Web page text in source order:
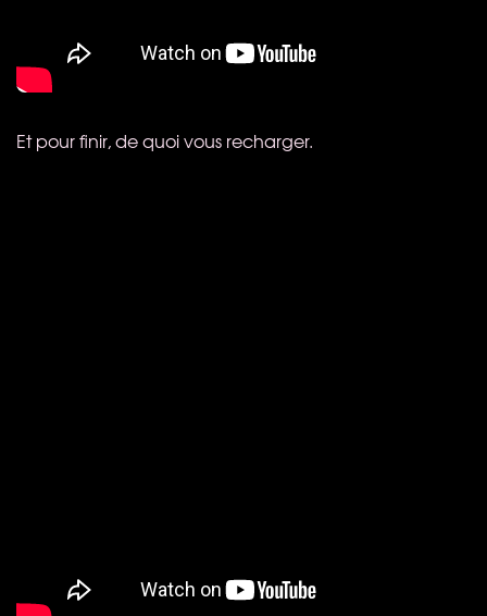
Et pour finir, de quoi vous recharger.